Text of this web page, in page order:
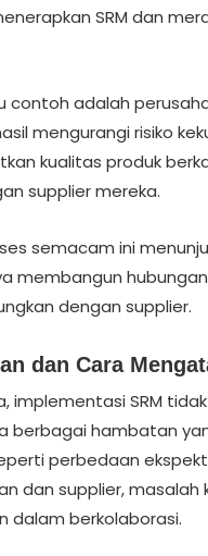
SRM dan
contoh adalah
mengurangi risiko
kualitas produk
supplier mereka.
semacam ini
membangun
dengan supplier.
dan Cara
implementasi SRM
berbagai hambatan
perbedaan
dan supplier, masalah
dalam berkolaborasi.